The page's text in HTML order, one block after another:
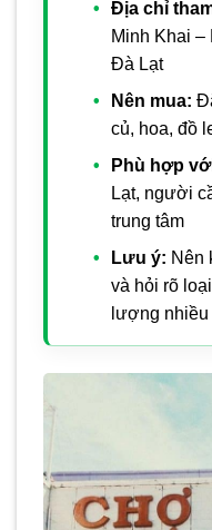
Địa chỉ
Minh Khai –
Đà Lạt
Nên mua:
củ, hoa, đồ
Phù hợp
Lạt, người
trung tâm
Lưu ý: Nên
và hỏi rõ
lượng nhiều